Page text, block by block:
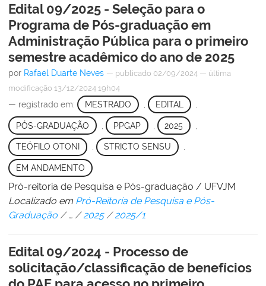
Edital 09/2025 - Seleção para o
Programa de Pós-graduação em
Administração Pública para o primeiro
semestre acadêmico do ano de 2025
por Rafael Duarte Neves — publicado 02/09/2024 — última
modificação 13/12/2024 19h04
— registrado em: MESTRADO EDITAL
PÓS-GRADUAÇÃO PPGAP 2025
TEÓFILO OTONI , STRICTO SENSU ,
EM ANDAMENTO
Pró-reitoria de Pesquisa e Pós-graduação / UFVJM
Localizado em Pró-Reitoria de Pesquisa e Pós-
Graduação /… /2025 /2025/1
Edital 09/2024 - Processo de
solicitação/classificação de benefícios